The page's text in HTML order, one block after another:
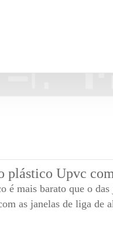
plástico Upvc
é mais barato que o
as janelas de liga de